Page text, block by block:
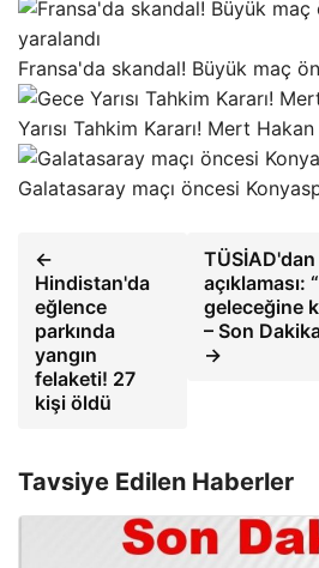
Fransa'da skandal! Büyük maç
Yarısı Tahkim Kararı! Mert
Galatasaray maçı öncesi
←
Hindistan'da
eğlence
parkında
yangın
felaketi! 27
kişi öldü
açıklaması:
geleceğine
– Son
→
Tavsiye Edilen Haberler